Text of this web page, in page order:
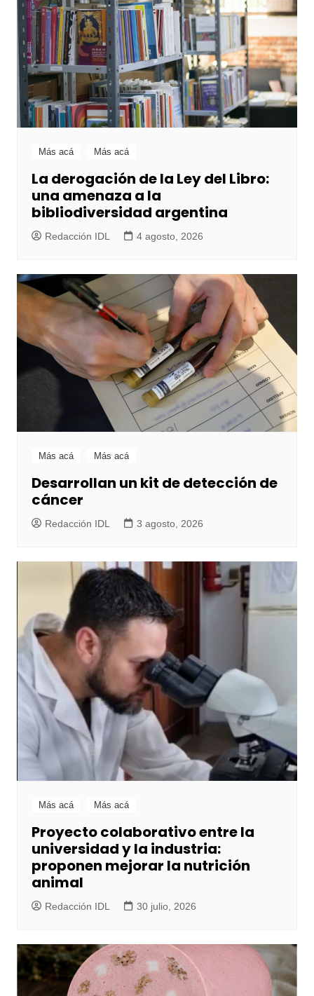
Más acá Más acá
La derogación de la Ley del Libro:
una amenaza a la
bibliodiversidad argentina
Redacción IDL 4 agosto, 2026
Más acá Más acá
Desarrollan un kit de detección de
cáncer
Redacción IDL 3 agosto, 2026
Más acá Más acá
Proyecto colaborativo entre la
universidad y la industria:
proponen mejorar la nutrición
animal
Redacción IDL 30 julio, 2026